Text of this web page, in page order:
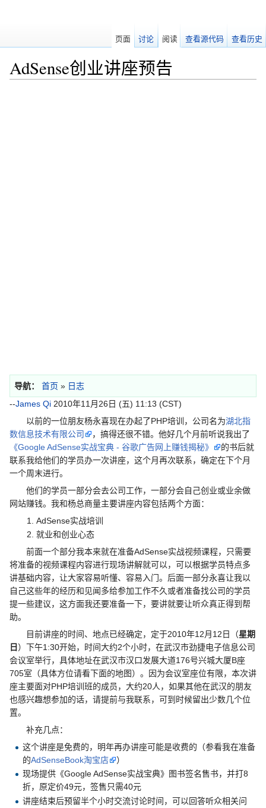
AdSense创业讲座预告
导航： 首页 » 日志
--James Qi 2010年11月26日 (五) 11:13 (CST)
以前的一位朋友杨永喜现在办起了PHP培训，公司名为湖北指
数信息技术有限公司
，搞得还很不错。他好几个月前听说我出了
《Google AdSense实战宝典 - 谷歌广告网上赚钱揭秘》
的书后就
联系我给他们的学员办一次讲座，这个月再次联系，确定在下个月
一个周末进行。
他们的学员一部分会去公司工作，一部分会自己创业或业余做
网站赚钱。我和杨总商量主要讲座内容包括两个方面：
AdSense实战培训
就业和创业心态
前面一个部分我本来就在准备AdSense实战视频课程，只需要
将准备的视频课程内容进行现场讲解就可以，可以根据学员特点多
讲基础内容，让大家容易听懂、容易入门。后面一部分永喜让我以
自己这些年的经历和见闻多给参加工作不久或者准备找公司的学员
提一些建议，这方面我还要准备一下，要讲就要让听众真正得到帮
助。
目前讲座的时间、地点已经确定，定于2010年12月12日（星期
日 ）下午1:30开始，时间大约2个小时，在武汉市劲捷电子信息公司
会议室举行，具体地址在武汉市汉口发展大道176号兴城大厦B座
705室（具体方位请看下面的地图）。因为会议室座位有限，本次讲
座主要面对PHP培训班的成员，大约20人，如果其他在武汉的朋友
也感兴趣想参加的话，请提前与我联系，可到时候留出少数几个位
置。
补充几点：
这个讲座是免费的，明年再办讲座可能是收费的（参看我在准备
的AdSenseBook淘宝店
）
现场提供《Google AdSense实战宝典》图书签名售书，并打8
折，原定价49元，签售只需40元
讲座结束后预留半个小时交流讨论时间，可以回答听众相关问
页面 讨论 阅读 查看源代码 查看历史